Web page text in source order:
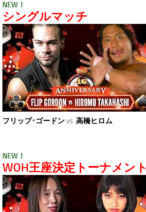
NEW！
シングルマッチ
フリップ･ゴードンvs. 高橋ヒロム
NEW！
WOH王座決定トーナメント